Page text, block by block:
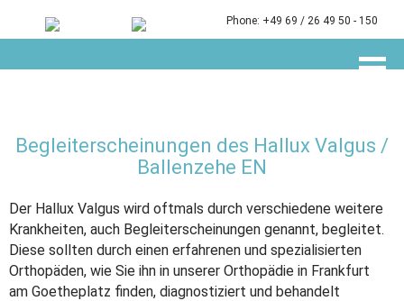
main
content
Phone: +49 69 / 26 49 50 - 150
Begleiterscheinungen des Hallux Valgus /
Ballenzehe EN
Der Hallux Valgus wird oftmals durch verschiedene weitere
Krankheiten, auch Begleiterscheinungen genannt, begleitet.
Diese sollten durch einen erfahrenen und spezialisierten
Orthopäden, wie Sie ihn in unserer Orthopädie in Frankfurt
am Goetheplatz finden, diagnostiziert und behandelt